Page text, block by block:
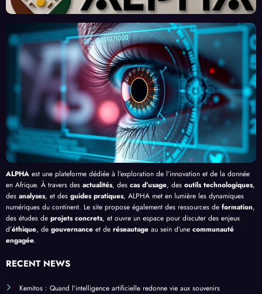
urs
Clic »
en
Afriq
Front
contr
e le
Palud
isme
en
Afriq
ue
Prom
esses
, au-
delà
de
Bang
ui
ent
l’Effi
cacit
é de
l’IA
ALPHA est une plateforme dédiée à l’exploration de l’innovation et de la donnée
en Afrique. À travers des actualités, des cas d’usage, des outils technologiques,
des analyses, et des guides pratiques, ALPHA met en lumière les dynamiques
numériques du continent. Le site propose également des ressources de formation,
des études de projets concrets, et ouvre un espace pour discuter des enjeux
d’éthique, de gouvernance et de réseautage au sein d’une communauté
engagée.
RECENT NEWS
Kemitos : Quand l’intelligence artificielle redonne vie aux souvenirs